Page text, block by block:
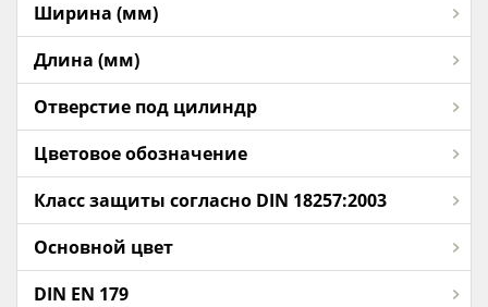
Ширина (мм)
Длина (мм)
Отверстие под цилиндр
Цветовое обозначение
Класс защиты согласно DIN 18257:2003
Основной цвет
DIN EN 179